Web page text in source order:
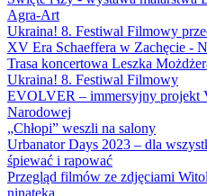
Agra-Art
Ukraina! 8. Festiwal Filmowy
XV Era Schaeffera w Zachęcie -
Trasa koncertowa Leszka
Ukraina! 8. Festiwal Filmowy
EVOLVER – immersyjny projekt
Narodowej
„Chłopi” weszli na salony
Urbanator Days 2023 – dla
śpiewać i rapować
Przegląd filmów ze zdjęciami
ninateka